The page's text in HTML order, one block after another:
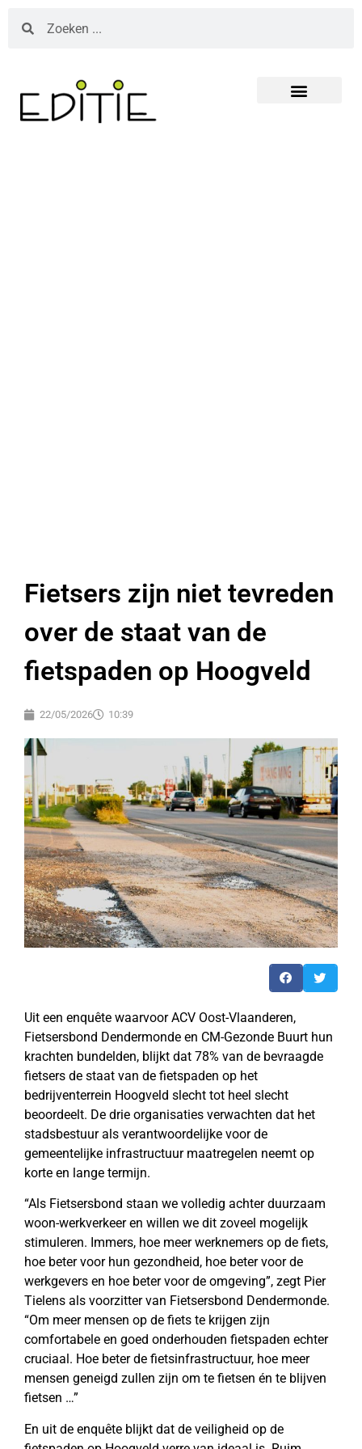
Fietsers zijn niet tevreden
over de staat van de
fietspaden op Hoogveld
22/05/2026 10:39
Uit een enquête waarvoor ACV Oost-Vlaanderen,
Fietsersbond Dendermonde en CM-Gezonde Buurt hun
krachten bundelden, blijkt dat 78% van de bevraagde
fietsers de staat van de fietspaden op het
bedrijventerrein Hoogveld slecht tot heel slecht
beoordeelt. De drie organisaties verwachten dat het
stadsbestuur als verantwoordelijke voor de
gemeentelijke infrastructuur maatregelen neemt op
korte en lange termijn.
“Als Fietsersbond staan we volledig achter duurzaam
woon-werkverkeer en willen we dit zoveel mogelijk
stimuleren. Immers, hoe meer werknemers op de fiets,
hoe beter voor hun gezondheid, hoe beter voor de
werkgevers en hoe beter voor de omgeving”, zegt Pier
Tielens als voorzitter van Fietsersbond Dendermonde.
“Om meer mensen op de fiets te krijgen zijn
comfortabele en goed onderhouden fietspaden echter
cruciaal. Hoe beter de fietsinfrastructuur, hoe meer
mensen geneigd zullen zijn om te fietsen én te blijven
fietsen …”
En uit de enquête blijkt dat de veiligheid op de